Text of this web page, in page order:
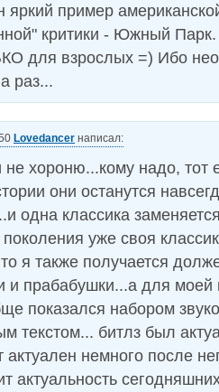
пример
критики - Южный
для взрослых =) Ибо
раз...
Lovedancer написал:
не хороню...кому надо, тот
они останутся
одна классика
уже своя
я также получается
и прабабушки...а для моей
показался набором
текстом... битлз был
актуален немного после
актуальность